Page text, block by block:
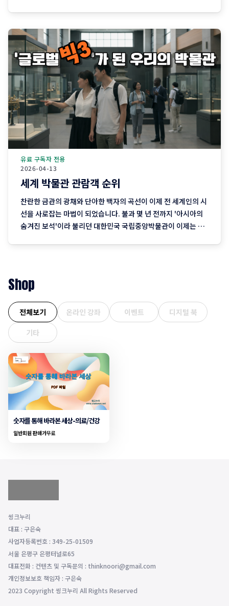
이 '해리케인' 선수가 유명한데요. '해리케인' 선수는
2026-04-13
유료 구독자 전용
세계 박물관 관람객 순위
찬란한 금관의 광채와 단아한 백자의 곡선이 이제 전 세계인의 시
선을 사로잡는 마법이 되었습니다. 불과 몇 년 전까지 '아시아의
숨겨진 보석'이라 불리던 대한민국 국립중앙박물관이 이제는 파
Shop
전체보기 온라인 강좌 이벤트
디지털 북
기타
숫자를 통해 바라본 세상-의료/건강
일반회원 판매가무료
씽크누리
대표 : 구은숙
사업자등록번호 : 349-25-01509
서울 은평구 은평터널로65
대표전화 : 컨텐츠 및 구독문의 : thinknoori@gmail.com
개인정보보호 책임자 : 구은숙
2023 Copyright 씽크누리 All Rights Reserved